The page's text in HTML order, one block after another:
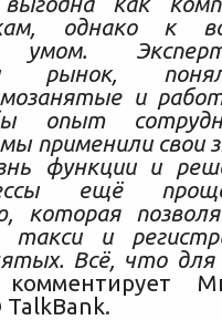
однако к
рынок,
и
опыт
применили свои
функции и
ещё
которая
такси и
Всё, что
комментирует